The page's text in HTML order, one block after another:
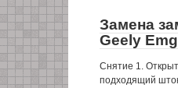
Замена
Geely
Снятие 1.
подходящий